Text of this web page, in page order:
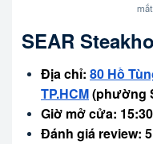
SEAR
Địa chỉ: 80 Hồ
TP.HCM(phường
Giờ mở cửa:
Đánh giá review: